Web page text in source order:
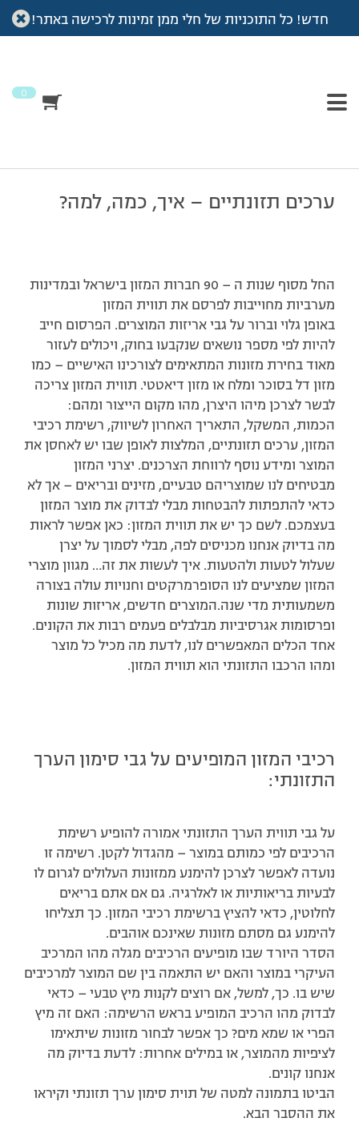
חדש! כל התוכניות של חלי ממן זמינות לרכישה באתר!
0
עמוד הבית >כתבות דיאטה >ערכים תזונתיים – איך מחשבים קלוריות ?
מחשבים קלוריות ?
ערכים תזונתיים – איך, כמה, למה?
החל מסוף שנות ה – 90 חברות המזון בישראל ובמדינות
מערביות מחוייבות לפרסם את תווית המזון
באופן גלוי וברור על גבי אריזות המוצרים. הפרסום חייב
להיות לפי מספר נושאים שנקבעו בחוק, ויכולים לעזור
מאוד בחירת מזונות המתאימים לצורכינו האישיים – כמו
מזון דל בסוכר ומלח או מזון דיאטטי. תווית המזון צריכה
לבשר לצרכן מיהו היצרן, מהו מקום הייצור ומהם:
הכמות, המשקל, התאריך האחרון לשיווק, רשימת רכיבי
המזון, ערכים תזונתיים, המלצות לאופן שבו יש לאחסן את
המוצר ומידע נוסף לרווחת הצרכנים. יצרני המזון
מבטיחים לנו שמוצריהם טבעיים, מזינים ובריאים – אך לא
כדאי להתפתות להבטחות מבלי לבדוק את מוצר המזון
בעצמכם. לשם כך יש את תווית המזון: כאן אפשר לראות
מה בדיוק אנחנו מכניסים לפה, מבלי לסמוך על יצרן
שעלול לטעות ולהטעות. איך לעשות את זה… מגוון מוצרי
המזון שמציעים לנו הסופרמרקטים וחנויות עולה בצורה
משמעותית מדי שנה.המוצרים חדשים, אריזות שונות
ופרסומות אגרסיביות מבלבלים פעמים רבות את הקונים.
אחד הכלים המאפשרים לנו, לדעת מה מכיל כל מוצר
ומהו הרכבו התזונתי הוא תווית המזון.
רכיבי המזון המופיעים על גבי סימון הערך
התזונתי:
על גבי תווית הערך התזונתי אמורה להופיע רשימת
הרכיבים לפי כמותם במוצר – מהגדול לקטן. רשימה זו
נועדה לאפשר לצרכן להימנע ממזונות העלולים לגרום לו
לבעיות בריאותיות או לאלרגיה. גם אם אתם בריאים
לחלוטין, כדאי להציץ ברשימת רכיבי המזון. כך תצליחו
להימנע גם מסתם מזונות שאינכם אוהבים.
הסדר היורד שבו מופיעים הרכיבים מגלה מהו המרכיב
העיקרי במוצר והאם יש התאמה בין שם המוצר למרכיבים
שיש בו. כך, למשל, אם רוצים לקנות מיץ טבעי – כדאי
לבדוק מהו הרכיב המופיע בראש הרשימה: האם זה מיץ
הפרי או שמא מים? כך אפשר לבחור מזונות שיתאימו
לציפיות מהמוצר, או במילים אחרות: לדעת בדיוק מה
אנחנו קונים.
הביטו בתמונה למטה של תוית סימון ערך תזונתי וקיראו
את ההסבר הבא.